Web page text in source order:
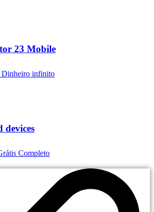
23 Mobile
infinito
devices
Completo